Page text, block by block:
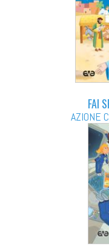
FAI
AZIONE